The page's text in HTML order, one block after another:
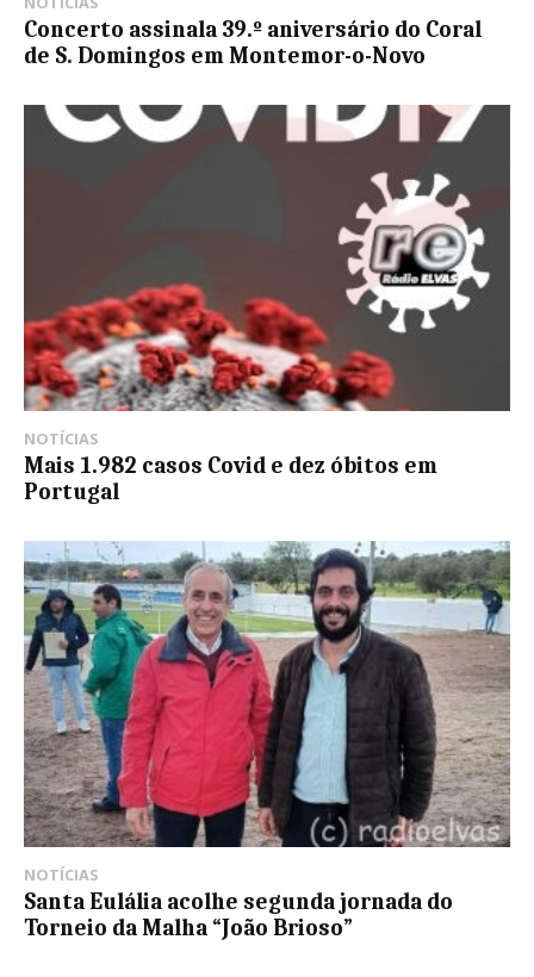
Concerto assinala 39.º aniversário do Coral
de S. Domingos em Montemor-o-Novo
NOTÍCIAS
Mais 1.982 casos Covid e dez óbitos em
Portugal
NOTÍCIAS
Santa Eulália acolhe segunda jornada do
Torneio da Malha “João Brioso”